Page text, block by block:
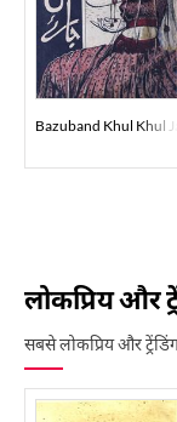
Bazuband Khul Khul
लोकप्रिय और
सबसे लोकप्रिय और